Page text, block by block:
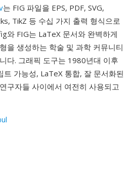
는 FIG 파일을 EPS, PDF, SVG,
TikZ 등 수십 가지 출력 형식으로
와 FIG는 LaTeX 문서와 완벽하게
을 생성하는 학술 및 과학 커뮤니티
다. 그래픽 도구는 1980년대 이후
트 가능성, LaTeX 통합, 잘 문서화된
구자들 사이에서 여전히 사용되고